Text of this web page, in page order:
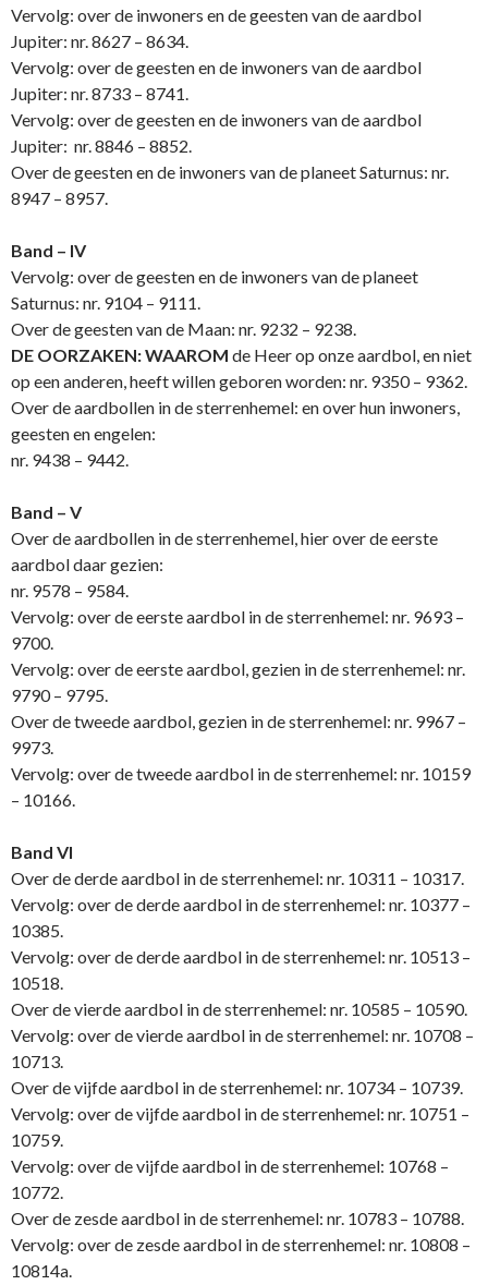
Vervolg: over de inwoners en de geesten van de aardbol
Jupiter: nr. 8627 – 8634.
Vervolg: over de geesten en de inwoners van de aardbol
Jupiter: nr. 8733 – 8741.
Vervolg: over de geesten en de inwoners van de aardbol
Jupiter: nr. 8846 – 8852.
Over de geesten en de inwoners van de planeet Saturnus: nr.
8947 – 8957.
Band – IV
Vervolg: over de geesten en de inwoners van de planeet
Saturnus: nr. 9104 – 9111.
Over de geesten van de Maan: nr. 9232 – 9238.
DE OORZAKEN: WAAROM de Heer op o­nze aardbol, en niet
op een anderen, heeft willen geboren worden: nr. 9350 – 9362.
Over de aardbollen in de sterrenhemel: en over hun inwoners,
geesten en engelen:
nr. 9438 – 9442.
Band – V
Over de aardbollen in de sterrenhemel, hier over de eerste
aardbol daar gezien:
nr. 9578 – 9584.
Vervolg: over de eerste aardbol in de sterrenhemel: nr. 9693 –
9700.
Vervolg: over de eerste aardbol, gezien in de sterrenhemel: nr.
9790 – 9795.
Over de tweede aardbol, gezien in de sterrenhemel: nr. 9967 –
9973.
Vervolg: over de tweede aardbol in de sterrenhemel: nr. 10159
– 10166.
Band VI
Over de derde aardbol in de sterrenhemel: nr. 10311 – 10317.
Vervolg: over de derde aardbol in de sterrenhemel: nr. 10377 –
10385.
Vervolg: over de derde aardbol in de sterrenhemel: nr. 10513 –
10518.
Over de vierde aardbol in de sterrenhemel: nr. 10585 – 10590.
Vervolg: over de vierde aardbol in de sterrenhemel: nr. 10708 –
10713.
Over de vijfde aardbol in de sterrenhemel: nr. 10734 – 10739.
Vervolg: over de vijfde aardbol in de sterrenhemel: nr. 10751 –
10759.
Vervolg: over de vijfde aardbol in de sterrenhemel: 10768 –
10772.
Over de zesde aardbol in de sterrenhemel: nr. 10783 – 10788.
Vervolg: over de zesde aardbol in de sterrenhemel: nr. 10808 –
10814a.